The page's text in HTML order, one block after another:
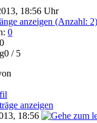
18:56 Uhr
0
/ 5
anzeigen
18:56